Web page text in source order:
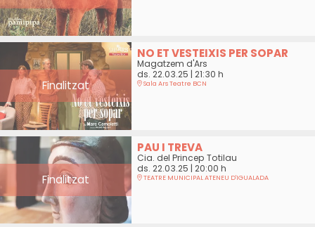
Finalitzat
NO ET VESTEIXIS PER SOPAR
Magatzem d'Ars
ds. 22.03.25 | 21:30 h
Sala Ars Teatre BCN
Finalitzat
PAU I TREVA
Cia. del Princep Totilau
ds. 22.03.25 | 20:00 h
TEATRE MUNICIPAL ATENEU D'IGUALADA